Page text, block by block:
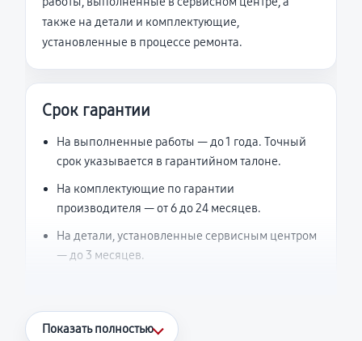
также на детали и комплектующие,
установленные в процессе ремонта.
Срок гарантии
На выполненные работы — до 1 года. Точный
срок указывается в гарантийном талоне.
На комплектующие по гарантии
производителя — от 6 до 24 месяцев.
На детали, установленные сервисным центром
— до 3 месяцев.
Что считается гарантийным случаем
Показать полностью